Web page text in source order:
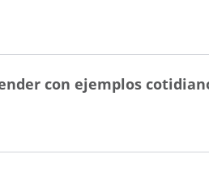
con ejemplos